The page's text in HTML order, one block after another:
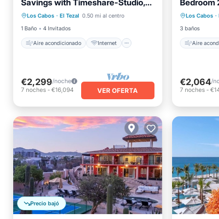
Savings with Timeshare-Studio,
Kg - Qn Holiday Season
Los Cabos · El Tezal 0.50 mi al centro
1 Baño
4 Invitados
Aire acondicionado Internet
Aire acondicionado
Internet
Apto para niños
Lavandería
€2,299/noche
7 noches - €16,094 VER OFERTA
Bedroom
Gourmet
Los Cabos ·
3 baños
Aire
Aire
Apto
€2,064/
7 noches-
Precio bajó